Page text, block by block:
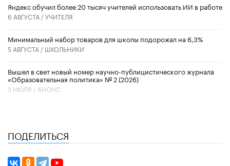
​Яндекс обучил более 20 тысяч учителей использовать ИИ в работе
6 АВГУСТА /УЧИТЕЛЯ
Минимальный набор товаров для школы подорожал на 6,3%
5 АВГУСТА / ШКОЛЬНИКИ
Вышел в свет новый номер научно-публицистического журнала
«Образовательная политика» № 2 (2026)
3 ИЮЛЯ / АНОНС
ПОДЕЛИТЬСЯ